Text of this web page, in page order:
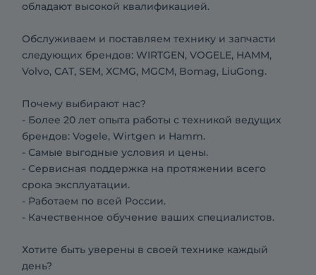
обладают высокой квалификацией.
Обслуживаем и поставляем технику и запчасти
следующих брендов: WIRTGEN, VOGELE, HAMM,
Volvo, CAT, SEM, XCMG, MGCM, Bomag, LiuGong.
Почему выбирают нас?
- Более 20 лет опыта работы с техникой ведущих
брендов: Vogele, Wirtgen и Hamm.
- Самые выгодные условия и цены.
- Сервисная поддержка на протяжении всего
срока эксплуатации.
- Работаем по всей России.
- Качественное обучение ваших специалистов.
Хотите быть уверены в своей технике каждый
день?